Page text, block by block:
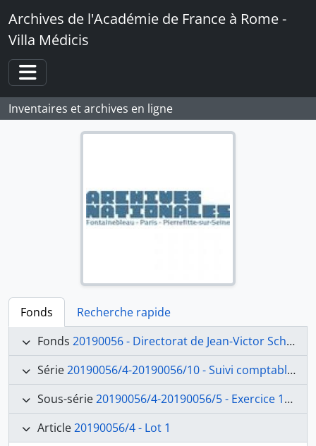
Skip to main content
Archives de l'Académie de France à Rome -
Villa Médicis
Toggle navigation
Inventaires et archives en ligne
Fonds
Recherche rapide
Fonds 20190056 - Directorat de Jean-Victor Schnetz (1841-1846)
Série20190056/4-20190056/10 - Suivi comptable et financier
Sous-série20190056/4-20190056/5 - Exercice 1841
Article20190056/4 - Lot 1